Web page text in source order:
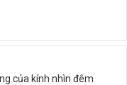
của kính nhìn đêm